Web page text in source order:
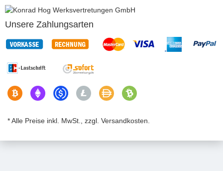
Unsere Zahlungsarten
* Alle Preise inkl. MwSt., zzgl. Versandkosten.